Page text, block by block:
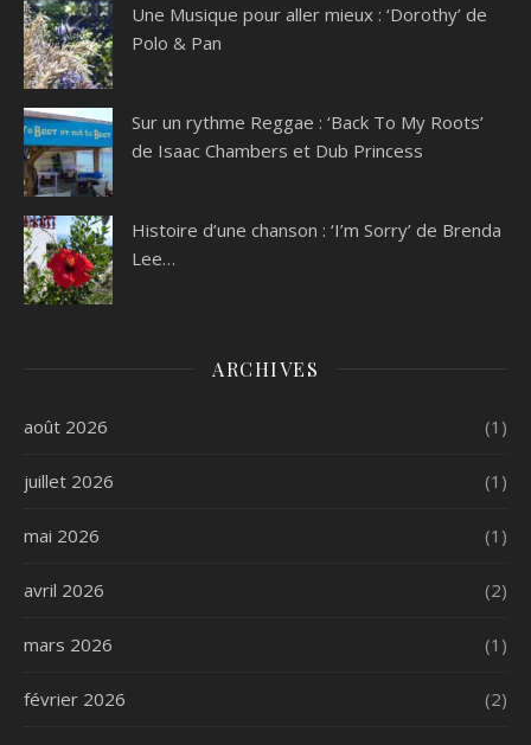
Une Musique pour aller mieux : ‘Dorothy’ de
Polo & Pan
Sur un rythme Reggae : ‘Back To My Roots’
de Isaac Chambers et Dub Princess
Histoire d’une chanson : ‘I’m Sorry’ de Brenda
Lee…
ARCHIVES
août 2026 (1)
juillet 2026 (1)
mai 2026 (1)
avril 2026 (2)
mars 2026 (1)
février 2026 (2)